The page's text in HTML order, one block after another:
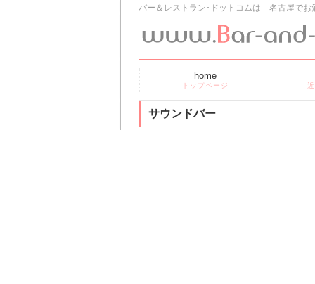
バー＆レストラン･ドットコムは「名古屋で
home
トップページ
サウンドバー